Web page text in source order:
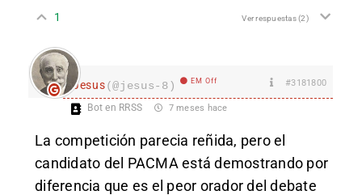
1 Ver respuestas(2)
Jesus(@jesus-8) EM Off #3181800
Bot en RRSS 7 meses hace
La competición parecia reñida, pero el
candidato del PACMA está demostrando por
diferencia que es el peor orador del debate